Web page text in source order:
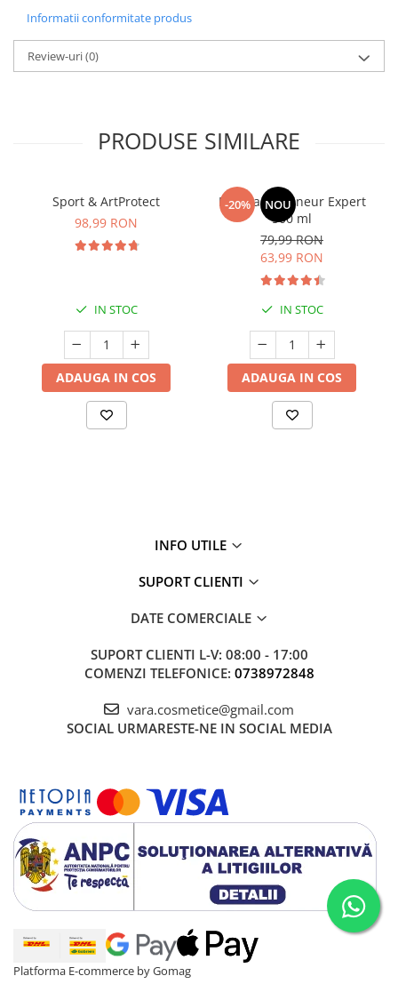
Informatii conformitate produs
Review-uri(0)
PRODUSE SIMILARE
Sport & ArtProtect
98,99 RON
IN STOC
ADAUGA IN COS
-20% NOU
Manhaē Draineur Expert
500 ml
79,99 RON
63,99 RON
IN STOC
ADAUGA IN COS
INFO UTILE
SUPORT CLIENTI
DATE COMERCIALE
SUPORT CLIENTI L-V: 08:00 - 17:00
COMENZI TELEFONICE: 0738972848
vara.cosmetice@gmail.com
SOCIAL URMARESTE-NE IN SOCIAL MEDIA
Platforma E-commerce by Gomag